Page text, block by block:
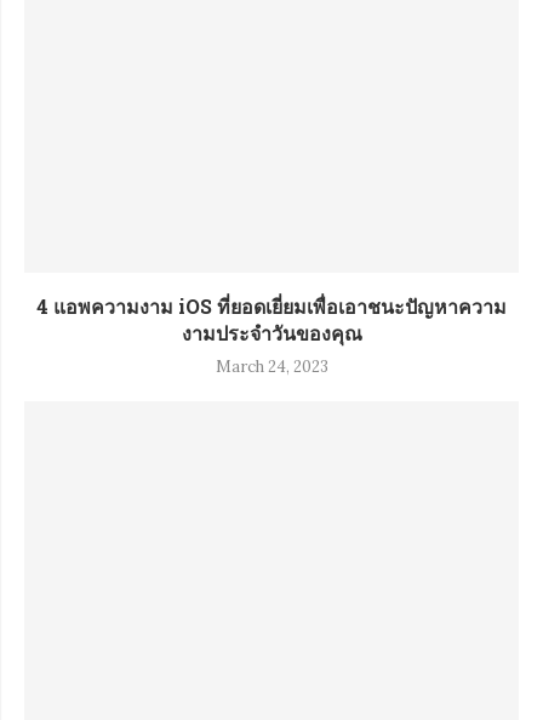
4 แอพความงาม iOS ที่ยอดเยี่ยมเพื่อเอาชนะปัญหาความ
งามประจำวันของคุณ
March 24, 2023